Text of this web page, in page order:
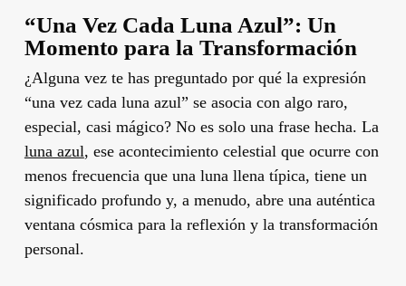
“Una Vez Cada Luna Azul”: Un
Momento para la Transformación
¿Alguna vez te has preguntado por qué la expresión
“una vez cada luna azul” se asocia con algo raro,
especial, casi mágico? No es solo una frase hecha. La
luna azul, ese acontecimiento celestial que ocurre con
menos frecuencia que una luna llena típica, tiene un
significado profundo y, a menudo, abre una auténtica
ventana cósmica para la reflexión y la transformación
personal.